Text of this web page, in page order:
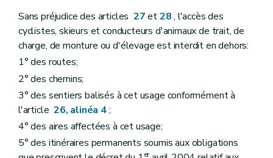
Sans préjudice des articles 27et28, l'accès des
cyclistes, skieurs et conducteurs d'animaux de trait, de
charge, de monture ou d'élevage est interdit en dehors:
1° des routes;
2° des chemins;
3° des sentiers balisés à cet usage conformément à
l'article26, alinéa 4;
4° des aires affectées à cet usage;
5° des itinéraires permanents soumis aux obligations
er